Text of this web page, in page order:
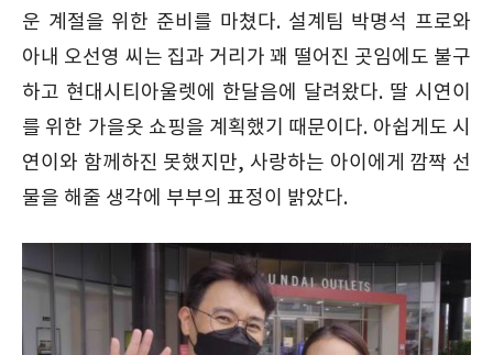
운 계절을 위한 준비를 마쳤다. 설계팀 박명석 프로와
아내 오선영 씨는 집과 거리가 꽤 떨어진 곳임에도 불구
하고 현대시티아울렛에 한달음에 달려왔다. 딸 시연이
를 위한 가을옷 쇼핑을 계획했기 때문이다. 아쉽게도 시
연이와 함께하진 못했지만, 사랑하는 아이에게 깜짝 선
물을 해줄 생각에 부부의 표정이 밝았다.